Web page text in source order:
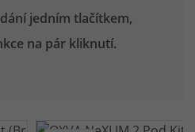
jedním tlačítkem,
na pár kliknutí.